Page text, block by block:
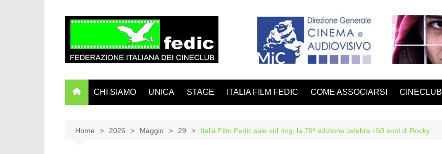
CHI SIAMO UNICA STAGE ITALIA FILM FEDIC COME ASSOCIARSI CINECLUB
Home 2026 Maggio 29 Italia Film Fedic sale sul ring: la 76ª edizione celebra i 50 anni di Rocky